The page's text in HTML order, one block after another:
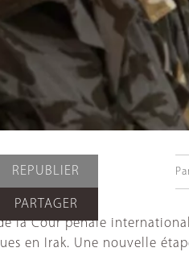
REPUBLIER
PARTAGER
la Cour pénale
en Irak. Une nouvelle